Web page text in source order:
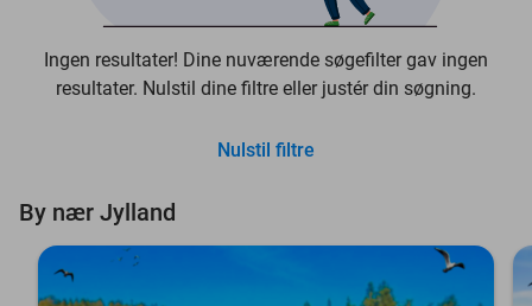
Ingen resultater! Dine nuværende søgefilter gav ingen
resultater. Nulstil dine filtre eller justér din søgning.
Nulstil filtre
By nær Jylland